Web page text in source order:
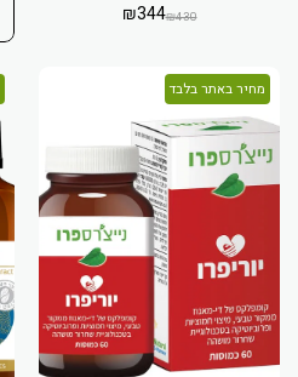
₪430
₪344
מחיר באתר בלבד